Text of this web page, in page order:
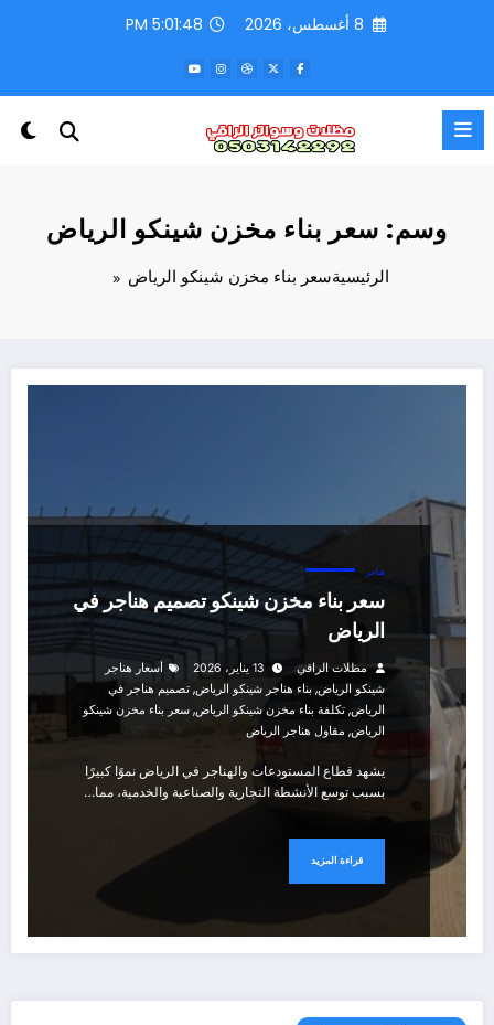
8 أغسطس، 2026 5:01:48 PM
وسم: سعر بناء مخزن شينكو الرياض
الرئيسيةسعر بناء مخزن شينكو الرياض
هناجر
سعر بناء مخزن شينكو تصميم هناجر في
الرياض
مظلات الراقي 13 يناير، 2026
أسعار هناجر
شينكو الرياض, بناء هناجر شينكو الرياض, تصميم هناجر في
الرياض, تكلفة بناء مخزن شينكو الرياض, سعر بناء مخزن شينكو
الرياض, مقاول هناجر الرياض
يشهد قطاع المستودعات والهناجر في الرياض نموًا كبيرًا
بسبب توسع الأنشطة التجارية والصناعية والخدمية، مما…
قراءة المزيد